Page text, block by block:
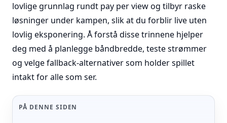
lovlige grunnlag rundt pay per view og tilbyr raske
løsninger under kampen, slik at du forblir live uten
lovlig eksponering. Å forstå disse trinnene hjelper
deg med å planlegge båndbredde, teste strømmer
og velge fallback-alternativer som holder spillet
intakt for alle som ser.
PÅ DENNE SIDEN